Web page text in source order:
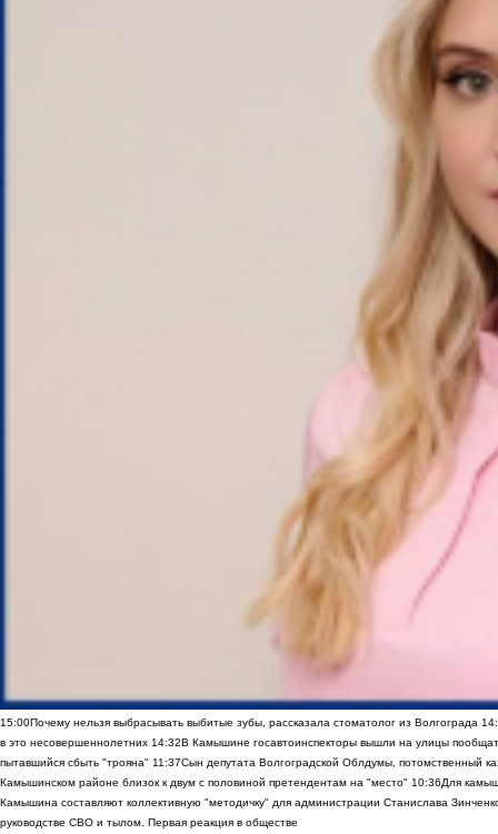
15:00Почему нельзя выбрасывать выбитые зубы, рассказала стоматолог из Волгограда
в это несовершеннолетних 14:32В Камышине госавтоинспекторы вышли на улицы
пытавшийся сбыть "трояна" 11:37Сын депутата Волгоградской Облдумы, потомственный
Камышинском районе близок к двум с половиной претендентам на "место" 10:36Для
Камышина составляют коллективную "методичку" для администрации Станислава
руководстве СВО и тылом. Первая реакция в обществе